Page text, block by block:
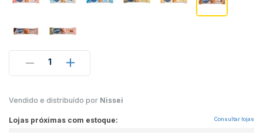
1
Vendido e distribuído por Nissei
Lojas próximas com estoque: Consultar lojas